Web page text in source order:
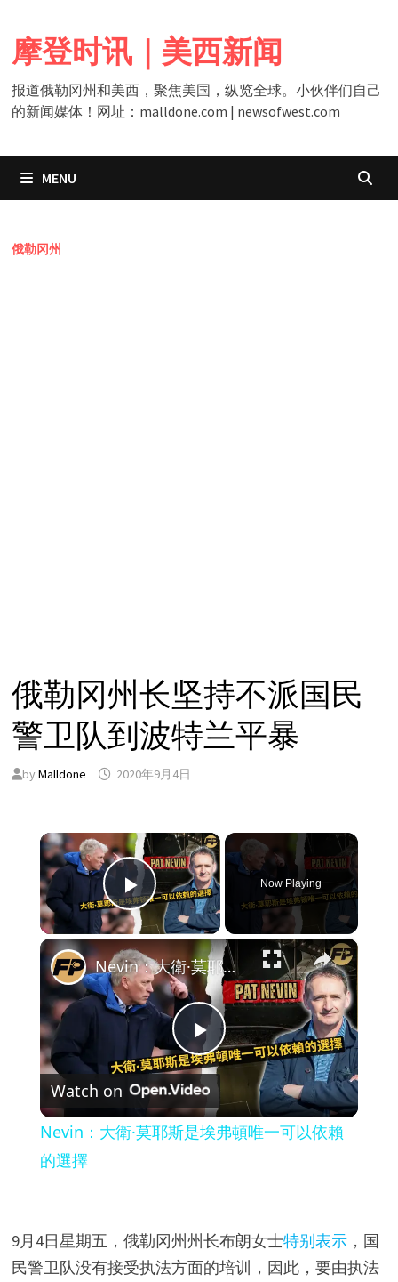
content
摩登时讯｜美西新闻
报道俄勒冈州和美西，聚焦美国，纵览全球。小伙伴们自己
的新闻媒体！网址：malldone.com | newsofwest.com
MENU
俄勒冈州
俄勒冈州长坚持不派国民
警卫队到波特兰平暴
by Malldone 2020年9月4日
×
Play Video
Now Playing
×
Play
Video
Nevin：大衛·莫耶斯是埃弗頓唯一可以依賴的選擇
Watch on
Nevin：大衛·莫耶斯是埃弗頓唯一可以依賴
的選擇
9月4日星期五，俄勒冈州州长布朗女士特别表示，国
民警卫队没有接受执法方面的培训，因此，要由执法